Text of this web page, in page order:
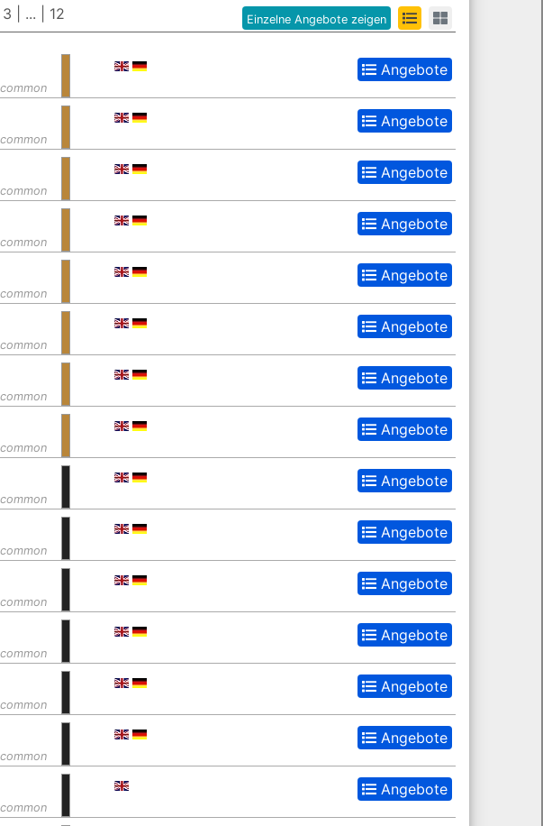
Einzelne Angebote zeigen
3 | ... | 12
common
Angebote
common
Angebote
common
Angebote
common
Angebote
common
Angebote
common
Angebote
common
Angebote
common
Angebote
common
Angebote
common
Angebote
common
Angebote
common
Angebote
common
Angebote
common
Angebote
common
Angebote